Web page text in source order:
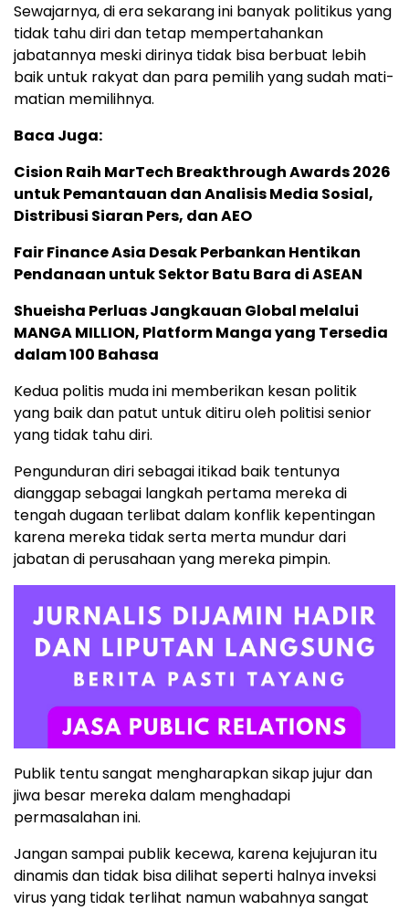
Sewajarnya, di era sekarang ini banyak politikus yang
tidak tahu diri dan tetap mempertahankan
jabatannya meski dirinya tidak bisa berbuat lebih
baik untuk rakyat dan para pemilih yang sudah mati-
matian memilihnya.
Baca Juga:
Cision Raih MarTech Breakthrough Awards 2026
untuk Pemantauan dan Analisis Media Sosial,
Distribusi Siaran Pers, dan AEO
Fair Finance Asia Desak Perbankan Hentikan
Pendanaan untuk Sektor Batu Bara di ASEAN
Shueisha Perluas Jangkauan Global melalui
MANGA MILLION, Platform Manga yang Tersedia
dalam 100 Bahasa
Kedua politis muda ini memberikan kesan politik
yang baik dan patut untuk ditiru oleh politisi senior
yang tidak tahu diri.
Pengunduran diri sebagai itikad baik tentunya
dianggap sebagai langkah pertama mereka di
tengah dugaan terlibat dalam konflik kepentingan
karena mereka tidak serta merta mundur dari
jabatan di perusahaan yang mereka pimpin.
Publik tentu sangat mengharapkan sikap jujur dan
jiwa besar mereka dalam menghadapi
permasalahan ini.
Jangan sampai publik kecewa, karena kejujuran itu
dinamis dan tidak bisa dilihat seperti halnya inveksi
virus yang tidak terlihat namun wabahnya sangat